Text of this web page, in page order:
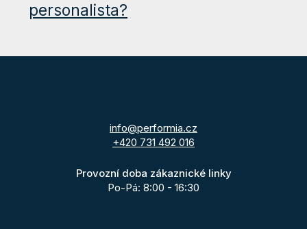
personalista?
info@performia.cz
+420 731 492 016
Provozní doba zákaznické linky
Po-Pá: 8:00 - 16:30